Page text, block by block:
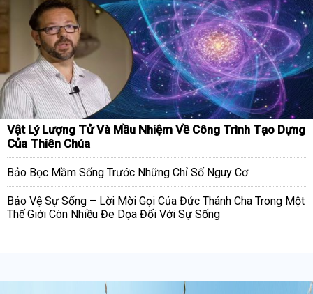
Vật Lý Lượng Tử Và Mầu Nhiệm Về Công Trình Tạo Dựng
Của Thiên Chúa
Bảo Bọc Mầm Sống Trước Những Chỉ Số Nguy Cơ
Bảo Vệ Sự Sống – Lời Mời Gọi Của Đức Thánh Cha Trong Một
Thế Giới Còn Nhiều Đe Dọa Đối Với Sự Sống